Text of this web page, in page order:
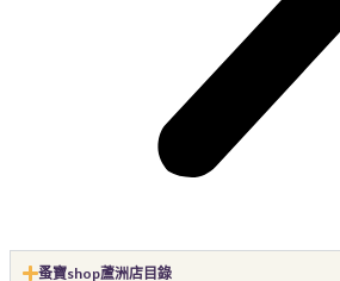
蚤寶shop蘆洲店目錄